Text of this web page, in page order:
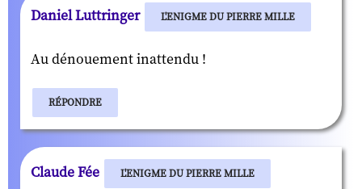
Daniel Luttringer L'ENIGME DU PIERRE MILLE
Au dénouement inattendu !
RÉPONDRE
Claude Fée L'ENIGME DU PIERRE MILLE